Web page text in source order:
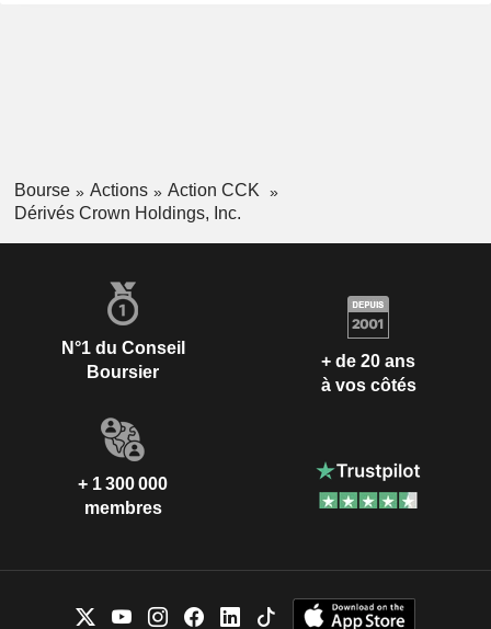
Bourse Actions
Action CCK
Dérivés Crown Holdings, Inc.
N°1 du Conseil
Boursier
+ de 20 ans
à vos côtés
+ 1 300 000
membres